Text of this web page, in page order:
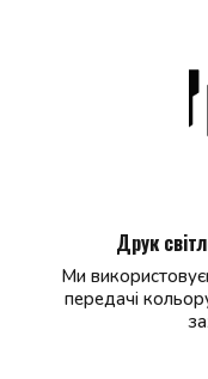
Друк
Ми
передачі